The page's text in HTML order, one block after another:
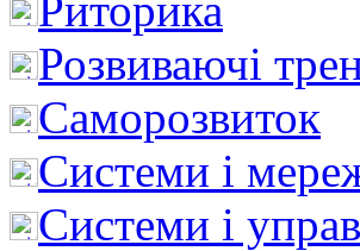
Розвиваючі
Саморозвиток
Системи і
Системи і